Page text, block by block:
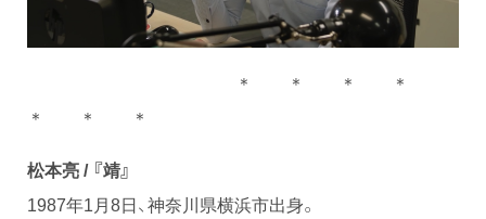
＊ ＊ ＊ ＊
＊ ＊ ＊
松本亮 / 『靖』
1987年1月8日、神奈川県横浜市出身。